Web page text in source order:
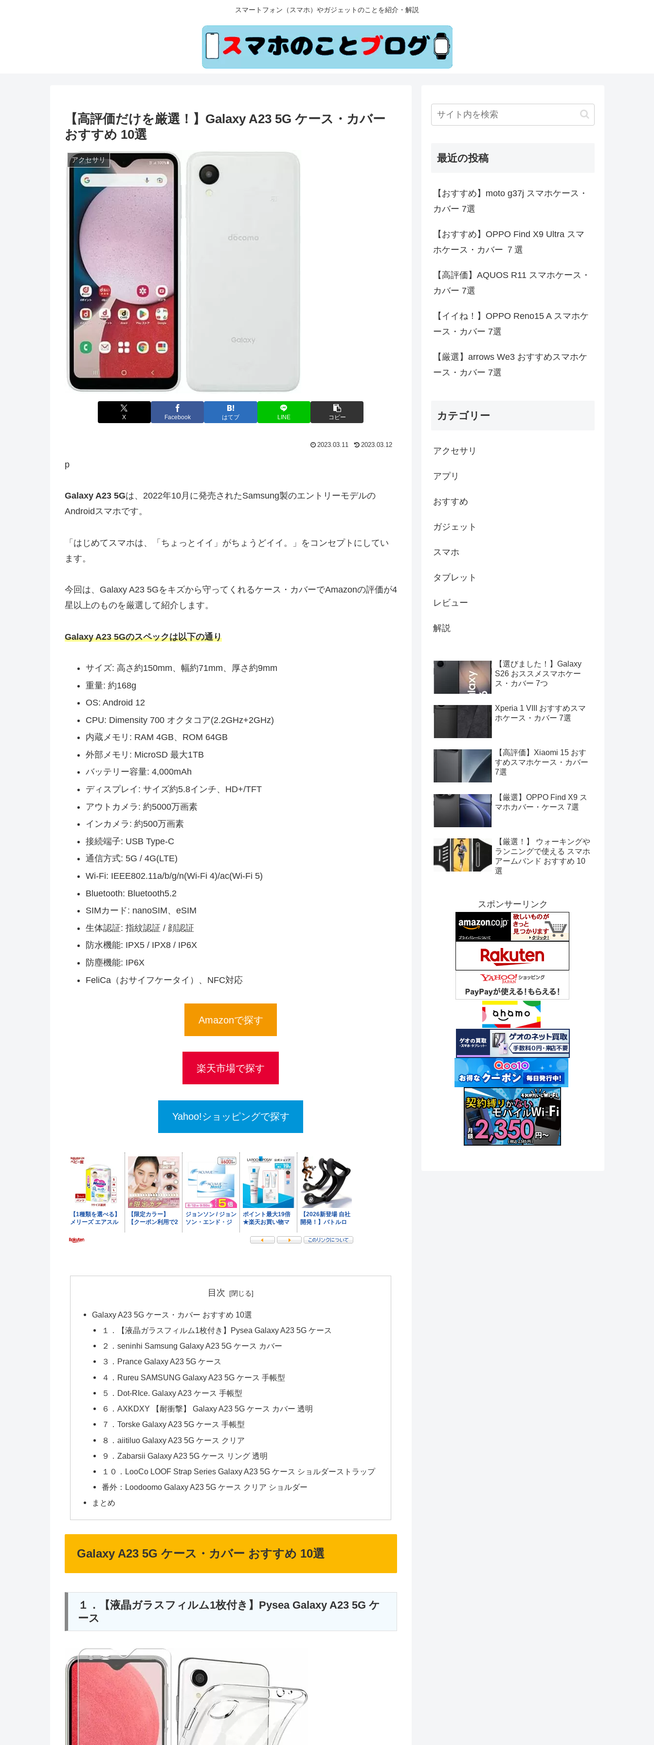
スマートフォン（スマホ）やガジェットのことを紹介・解説
【高評価だけを厳選！】Galaxy A23 5G ケース・カバー
おすすめ 10選
アクセサリ
X Facebook はてブ LINE コピー
2023.03.11 2023.03.12
p
Galaxy A23 5Gは、2022年10月に発売されたSamsung製のエントリーモデルの
Androidスマホです。
「はじめてスマホは、「ちょっとイイ」がちょうどイイ。」をコンセプトにしてい
ます。
今回は、Galaxy A23 5Gをキズから守ってくれるケース・カバーでAmazonの評価が4
星以上のものを厳選して紹介します。
Galaxy A23 5Gのスペックは以下の通り
サイズ: 高さ約150mm、幅約71mm、厚さ約9mm
重量: 約168g
OS: Android 12
CPU: Dimensity 700 オクタコア(2.2GHz+2GHz)
内蔵メモリ: RAM 4GB、ROM 64GB
外部メモリ: MicroSD 最大1TB
バッテリー容量: 4,000mAh
ディスプレイ: サイズ約5.8インチ、HD+/TFT
アウトカメラ: 約5000万画素
インカメラ: 約500万画素
接続端子: USB Type-C
通信方式: 5G / 4G(LTE)
Wi-Fi: IEEE802.11a/b/g/n(Wi-Fi 4)/ac(Wi-Fi 5)
Bluetooth: Bluetooth5.2
SIMカード: nanoSIM、eSIM
生体認証: 指紋認証 / 顔認証
防水機能: IPX5 / IPX8 / IP6X
防塵機能: IP6X
FeliCa（おサイフケータイ）、NFC対応
Amazonで探す
楽天市場で探す
Yahoo!ショッピングで探す
目次
Galaxy A23 5G ケース・カバー おすすめ 10選
１．【液晶ガラスフィルム1枚付き】Pysea Galaxy A23 5G ケース
２．seninhi Samsung Galaxy A23 5G ケース カバー
３．Prance Galaxy A23 5G ケース
４．Rureu SAMSUNG Galaxy A23 5G ケース 手帳型
５．Dot-RIce. Galaxy A23 ケース 手帳型
６．AXKDXY 【耐衝撃】 Galaxy A23 5G ケース カバー 透明
７．Torske Galaxy A23 5G ケース 手帳型
８．aiitiluo Galaxy A23 5G ケース クリア
９．Zabarsii Galaxy A23 5G ケース リング 透明
１０．LooCo LOOF Strap Series Galaxy A23 5G ケース ショルダーストラップ
番外：Loodoomo Galaxy A23 5G ケース クリア ショルダー
まとめ
Galaxy A23 5G ケース・カバー おすすめ 10選
１．【液晶ガラスフィルム1枚付き】Pysea Galaxy A23 5G ケ
ース
最近の投稿
【おすすめ】moto g37j スマホケース・
カバー 7選
【おすすめ】OPPO Find X9 Ultra スマ
ホケース・カバー ７選
【高評価】AQUOS R11 スマホケース・
カバー 7選
【イイね！】OPPO Reno15 A スマホケ
ース・カバー 7選
【厳選】arrows We3 おすすめスマホケ
ース・カバー 7選
カテゴリー
アクセサリ
アプリ
おすすめ
ガジェット
スマホ
タブレット
レビュー
解説
【選びました！】Galaxy
S26 おススメスマホケー
ス・カバー 7つ
Xperia 1 VIII おすすめスマ
ホケース・カバー 7選
【高評価】Xiaomi 15 おす
すめスマホケース・カバー
7選
【厳選】OPPO Find X9 ス
マホカバー・ケース 7選
【厳選！】 ウォーキングや
ランニングで使える スマホ
アームバンド おすすめ 10
選
スポンサーリンク